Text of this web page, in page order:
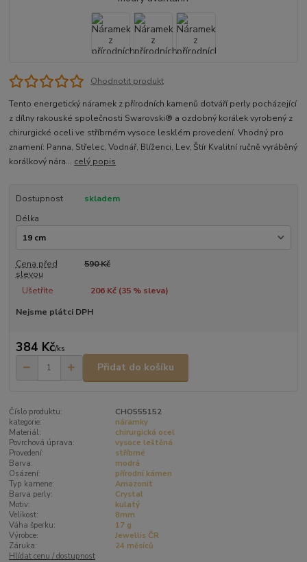
Ohodnotit produkt
Tento energetický náramek z přírodních kamenů dotváří perly pocházející
z dílny rakouské společnosti Swarovski® a ozdobný korálek vyrobený z
chirurgické oceli ve stříbrném vysoce lesklém provedení. Vhodný pro
znamení: Panna, Střelec, Vodnář, Blíženci, Lev, Štír Kvalitní ručně vyráběný
korálkový nára... celý popis
Dostupnost
skladem
Délka
Cena před
slevou
590 Kč
Ušetříte 206 Kč (35% sleva)
Nejsme plátci DPH
384 Kč/ks
Přidat do košíku
Číslo produktu:
CHO555152
kategorie:
náramky
Materiál:
chirurgická ocel
Povrchová úprava:
vysoce leštěná
Provedení:
stříbrné
Barva:
modrá
Osázení:
přírodní kámen
Typ kamene:
Amazonit
Barva perly:
Crystal
Motiv:
kulatý
Velikost:
8mm
Váha šperku:
17 g
Výrobce:
Jewellis ČR
Záruka:
24 měsíců
Hlídat cenu / dostupnost